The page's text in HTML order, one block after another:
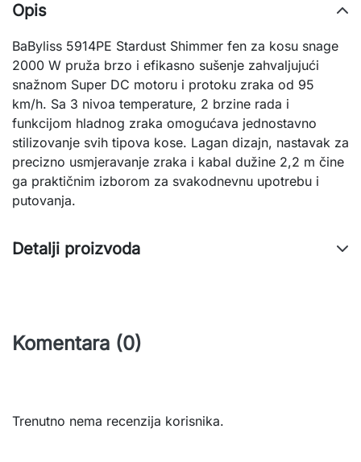
Opis
BaByliss 5914PE Stardust Shimmer fen za kosu snage
2000 W pruža brzo i efikasno sušenje zahvaljujući
snažnom Super DC motoru i protoku zraka od 95
km/h. Sa 3 nivoa temperature, 2 brzine rada i
funkcijom hladnog zraka omogućava jednostavno
stilizovanje svih tipova kose. Lagan dizajn, nastavak za
precizno usmjeravanje zraka i kabal dužine 2,2 m čine
ga praktičnim izborom za svakodnevnu upotrebu i
putovanja.
Detalji proizvoda
Komentara (0)
Trenutno nema recenzija korisnika.